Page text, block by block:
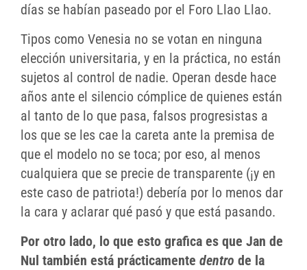
días se habían paseado por el Foro Llao Llao.
Tipos como Venesia no se votan en ninguna
elección universitaria, y en la práctica, no están
sujetos al control de nadie. Operan desde hace
años ante el silencio cómplice de quienes están
al tanto de lo que pasa, falsos progresistas a
los que se les cae la careta ante la premisa de
que el modelo no se toca; por eso, al menos
cualquiera que se precie de transparente (¡y en
este caso de patriota!) debería por lo menos dar
la cara y aclarar qué pasó y que está pasando.
Por otro lado, lo que esto grafica es que Jan de
Nul también está prácticamente dentro de la